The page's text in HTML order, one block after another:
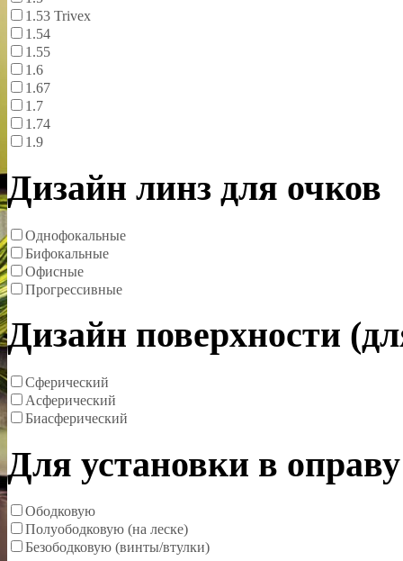
1.53 Trivex
1.54
1.55
1.6
1.67
1.7
1.74
1.9
Дизайн линз для очков
Однофокальные
Бифокальные
Офисные
Прогрессивные
Дизайн поверхности
Сферический
Асферический
Биасферический
Для установки в оправу
Ободковую
Полуободковую (на леске)
Безободковую (винты/втулки)